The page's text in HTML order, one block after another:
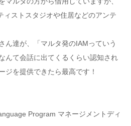
ィストスタジオや住居などのアンテ
ん達が、「マルタ発のIAMっていう
んて会話に出てくるくらい認知され
ジを提供できたら最高です！
Program マネージメントディ